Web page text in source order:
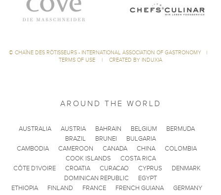
© CHAÎNE DES RÔTISSEURS - INTERNATIONAL ASSOCIATION OF GASTRONOMY
|
TERMS OF USE
| CREATED BY INDUXIA
AROUND THE WORLD
AUSTRALIA AUSTRIA BAHRAIN BELGIUM
BERMUDA
BRAZIL
BRUNEI
BULGARIA
CAMBODIA
CAMEROON CANADA CHINA
COLOMBIA
COOK ISLANDS
COSTA RICA
CÔTE D'IVOIRE
CROATIA CURACAO CYPRUS
DENMARK
DOMINICAN REPUBLIC
EGYPT
ETHIOPIA
FINLAND FRANCE FRENCH GUIANA
GERMANY